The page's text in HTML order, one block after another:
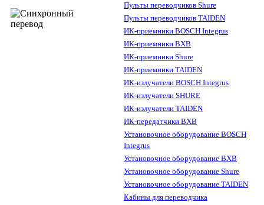
Пульты переводчиков Shure
Пульты переводчиков TAIDEN
ИК-приемники BOSCH Integrus
ИК-приемники BXB
ИК-приемники Shure
ИК-приемники TAIDEN
ИК-излучатели BOSCH Integrus
ИК-излучатели SHURE
ИК-излучатели TAIDEN
ИК-передатчики BXB
Установочное оборудование BOSCH
Integrus
Установочное оборудование BXB
Установочное оборудование Shure
Установочное оборудование TAIDEN
Кабины для переводчика